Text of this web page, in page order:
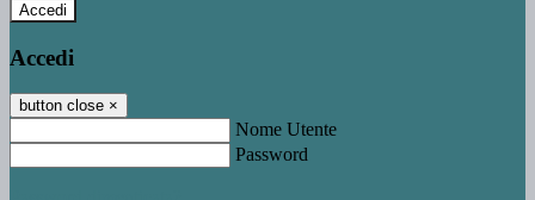
Accedi
Accedi
button close ×
Nome Utente
Password